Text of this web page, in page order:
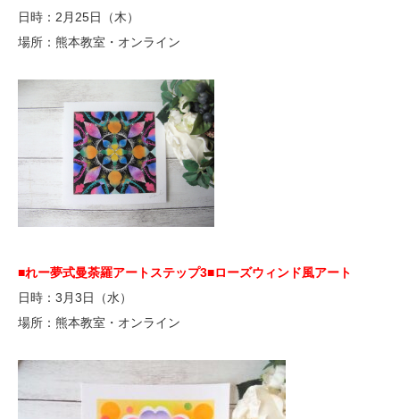
日時：2月25日（木）
場所：熊本教室・オンライン
■れー夢式曼荼羅アートステップ3■ローズウィンド風アート
日時：3月3日（水）
場所：熊本教室・オンライン